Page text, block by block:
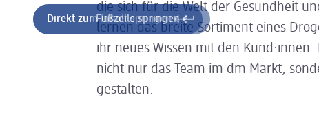
Direkt zum Inhalt springen
Direkt zur Fußzeile springen
die sich für die Welt der Gesundheit
lernen das breite Sortiment eines
ihr neues Wissen mit den
nicht nur das Team im dm Markt,
gestalten.